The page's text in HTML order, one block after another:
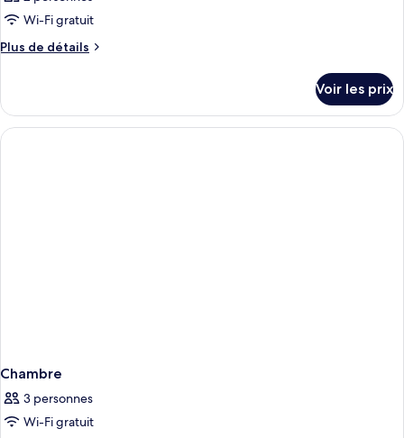
Wi-Fi gratuit
Plus de détails
Plus
le
type
de
Voir les prix
Chambre
3 personnes
Wi-Fi gratuit